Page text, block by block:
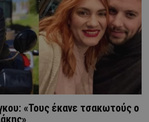
«Τους έκανε τσακωτούς ο